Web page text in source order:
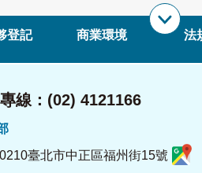
登記 商業環境 法
線：(02) 4121166
部
臺北市中正區福州街15號